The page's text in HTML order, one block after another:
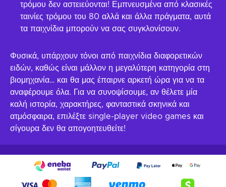
τρόμου δεν αστειεύονται! Εμπνευσμένα από κλασικές
ταινίες τρόμου του 80 αλλά και άλλα πράγματα, αυτά
τα παιχνίδια μπορούν να σας συγκλονίσουν.
Φυσικά, υπάρχουν τόνοι από παιχνίδια διαφορετικών
ειδών, καθώς είναι μάλλον η μεγαλύτερη κατηγορία στη
βιομηχανία… και θα μας έπαιρνε αρκετή ώρα για να τα
αναφέρουμε όλα. Για να συνοψίσουμε, αν θέλετε μία
καλή ιστορία, χαρακτήρες, φανταστικά σκηνικά και
ατμόσφαιρα, επιλέξτε single-player video games και
σίγουρα δεν θα απογοητευθείτε!